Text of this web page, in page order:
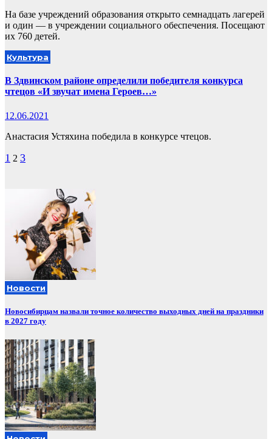
На базе учреждений образования открыто семнадцать лагерей
и один — в учреждении социального обеспечения. Посещают
их 760 детей.
Культура
В Здвинском районе определили победителя конкурса
чтецов «И звучат имена Героев…»
12.06.2021
Анастасия Устяхина победила в конкурсе чтецов.
Пагинация
1 2 3
Новости
Новосибирцам назвали точное количество выходных дней на праздники
в 2027 году